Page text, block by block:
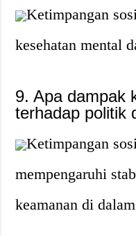
Ketimpangan
kesehatan mental
9. Apa dampak
terhadap politik
Ketimpangan
mempengaruhi
keamanan di